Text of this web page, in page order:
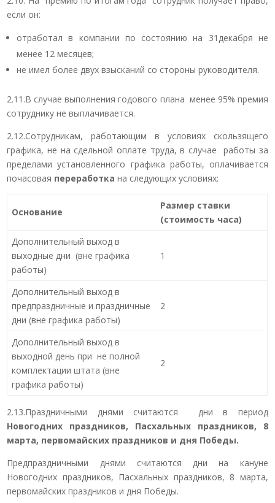
если он:
отработал в компании по состоянию на 31декабря не
менее 12 месяцев;
не имел более двух взысканий со стороны руководителя.
2.11.В случае выполнения годового плана менее 95% премия
сотруднику не выплачивается.
2.12.Сотрудникам, работающим в условиях скользящего
графика, не на сдельной оплате труда, в случае работы за
пределами установленного графика работы, оплачивается
почасовая переработкана следующих условиях:
Основание
Размер ставки
(стоимость часа)
Дополнительный выход в
выходные дни (вне графика
работы)
1
Дополнительный выход в
предпраздничные и праздничные
дни (вне графика работы)
2
Дополнительный выход в
выходной день при не полной
комплектации штата (вне
графика работы)
2
2.13.Праздничными днями считаются дни в период
Новогодних праздников, Пасхальных праздников, 8
марта, первомайских праздников и дня Победы.
Предпраздничными днями считаются дни на кануне
Новогодних праздников, Пасхальных праздников, 8 марта,
первомайских праздников и дня Победы.